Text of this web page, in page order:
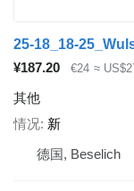
25-18_18-
¥187.20
€24 ≈
其他
情况 新
德国, Beselich